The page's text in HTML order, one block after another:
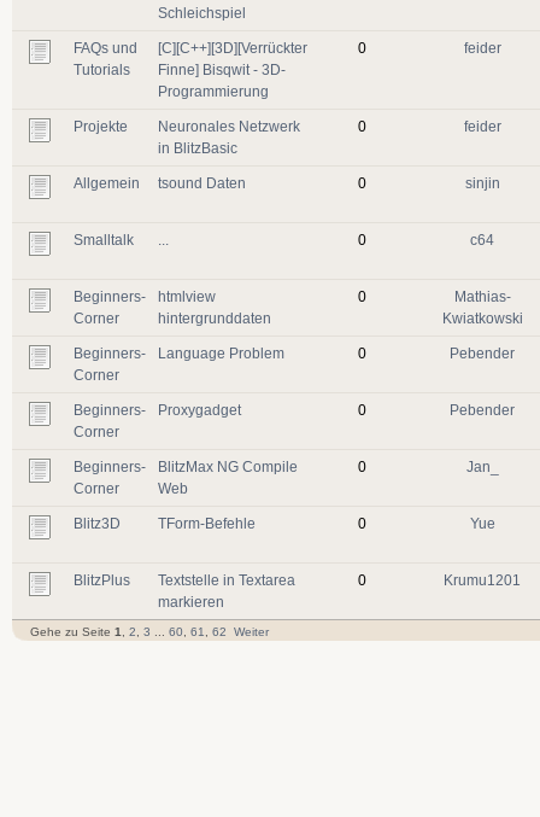
Schleichspiel
FAQs und
Tutorials
[C][C++][3D][Verrückter
Finne] Bisqwit - 3D-
Programmierung
0 feider
Projekte
Neuronales Netzwerk
in BlitzBasic
0 feider
Allgemein tsound Daten 0 sinjin
Smalltalk 0 c64
Beginners-
Corner
htmlview
hintergrunddaten
0
Mathias-
Kwiatkowski
Beginners-
Corner
Language Problem 0 Pebender
Beginners-
Corner
Proxygadget 0 Pebender
Beginners-
Corner
BlitzMax NG Compile
Web
0 Jan_
Blitz3D TForm-Befehle 0 Yue
BlitzPlus
Textstelle in Textarea
markieren
0 Krumu1201
Gehe zu Seite 1 2 3 60 61 62 Weiter